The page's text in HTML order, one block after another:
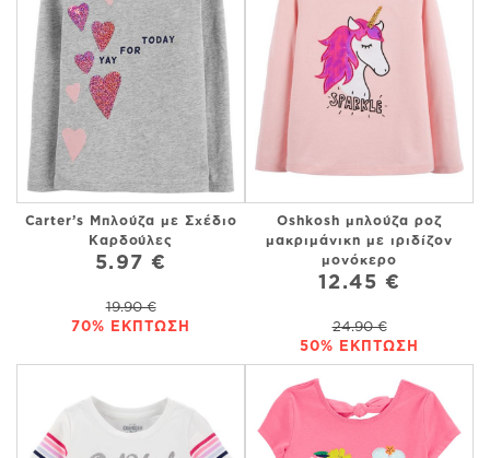
Carter’s Μπλούζα με Σχέδιο
Καρδούλες
5.97 €
19.90 €
70% ΕΚΠΤΩΣΗ
Oshkosh μπλούζα ροζ
μακριμάνικη με ιριδίζον
μονόκερο
12.45 €
24.90 €
50% ΕΚΠΤΩΣΗ